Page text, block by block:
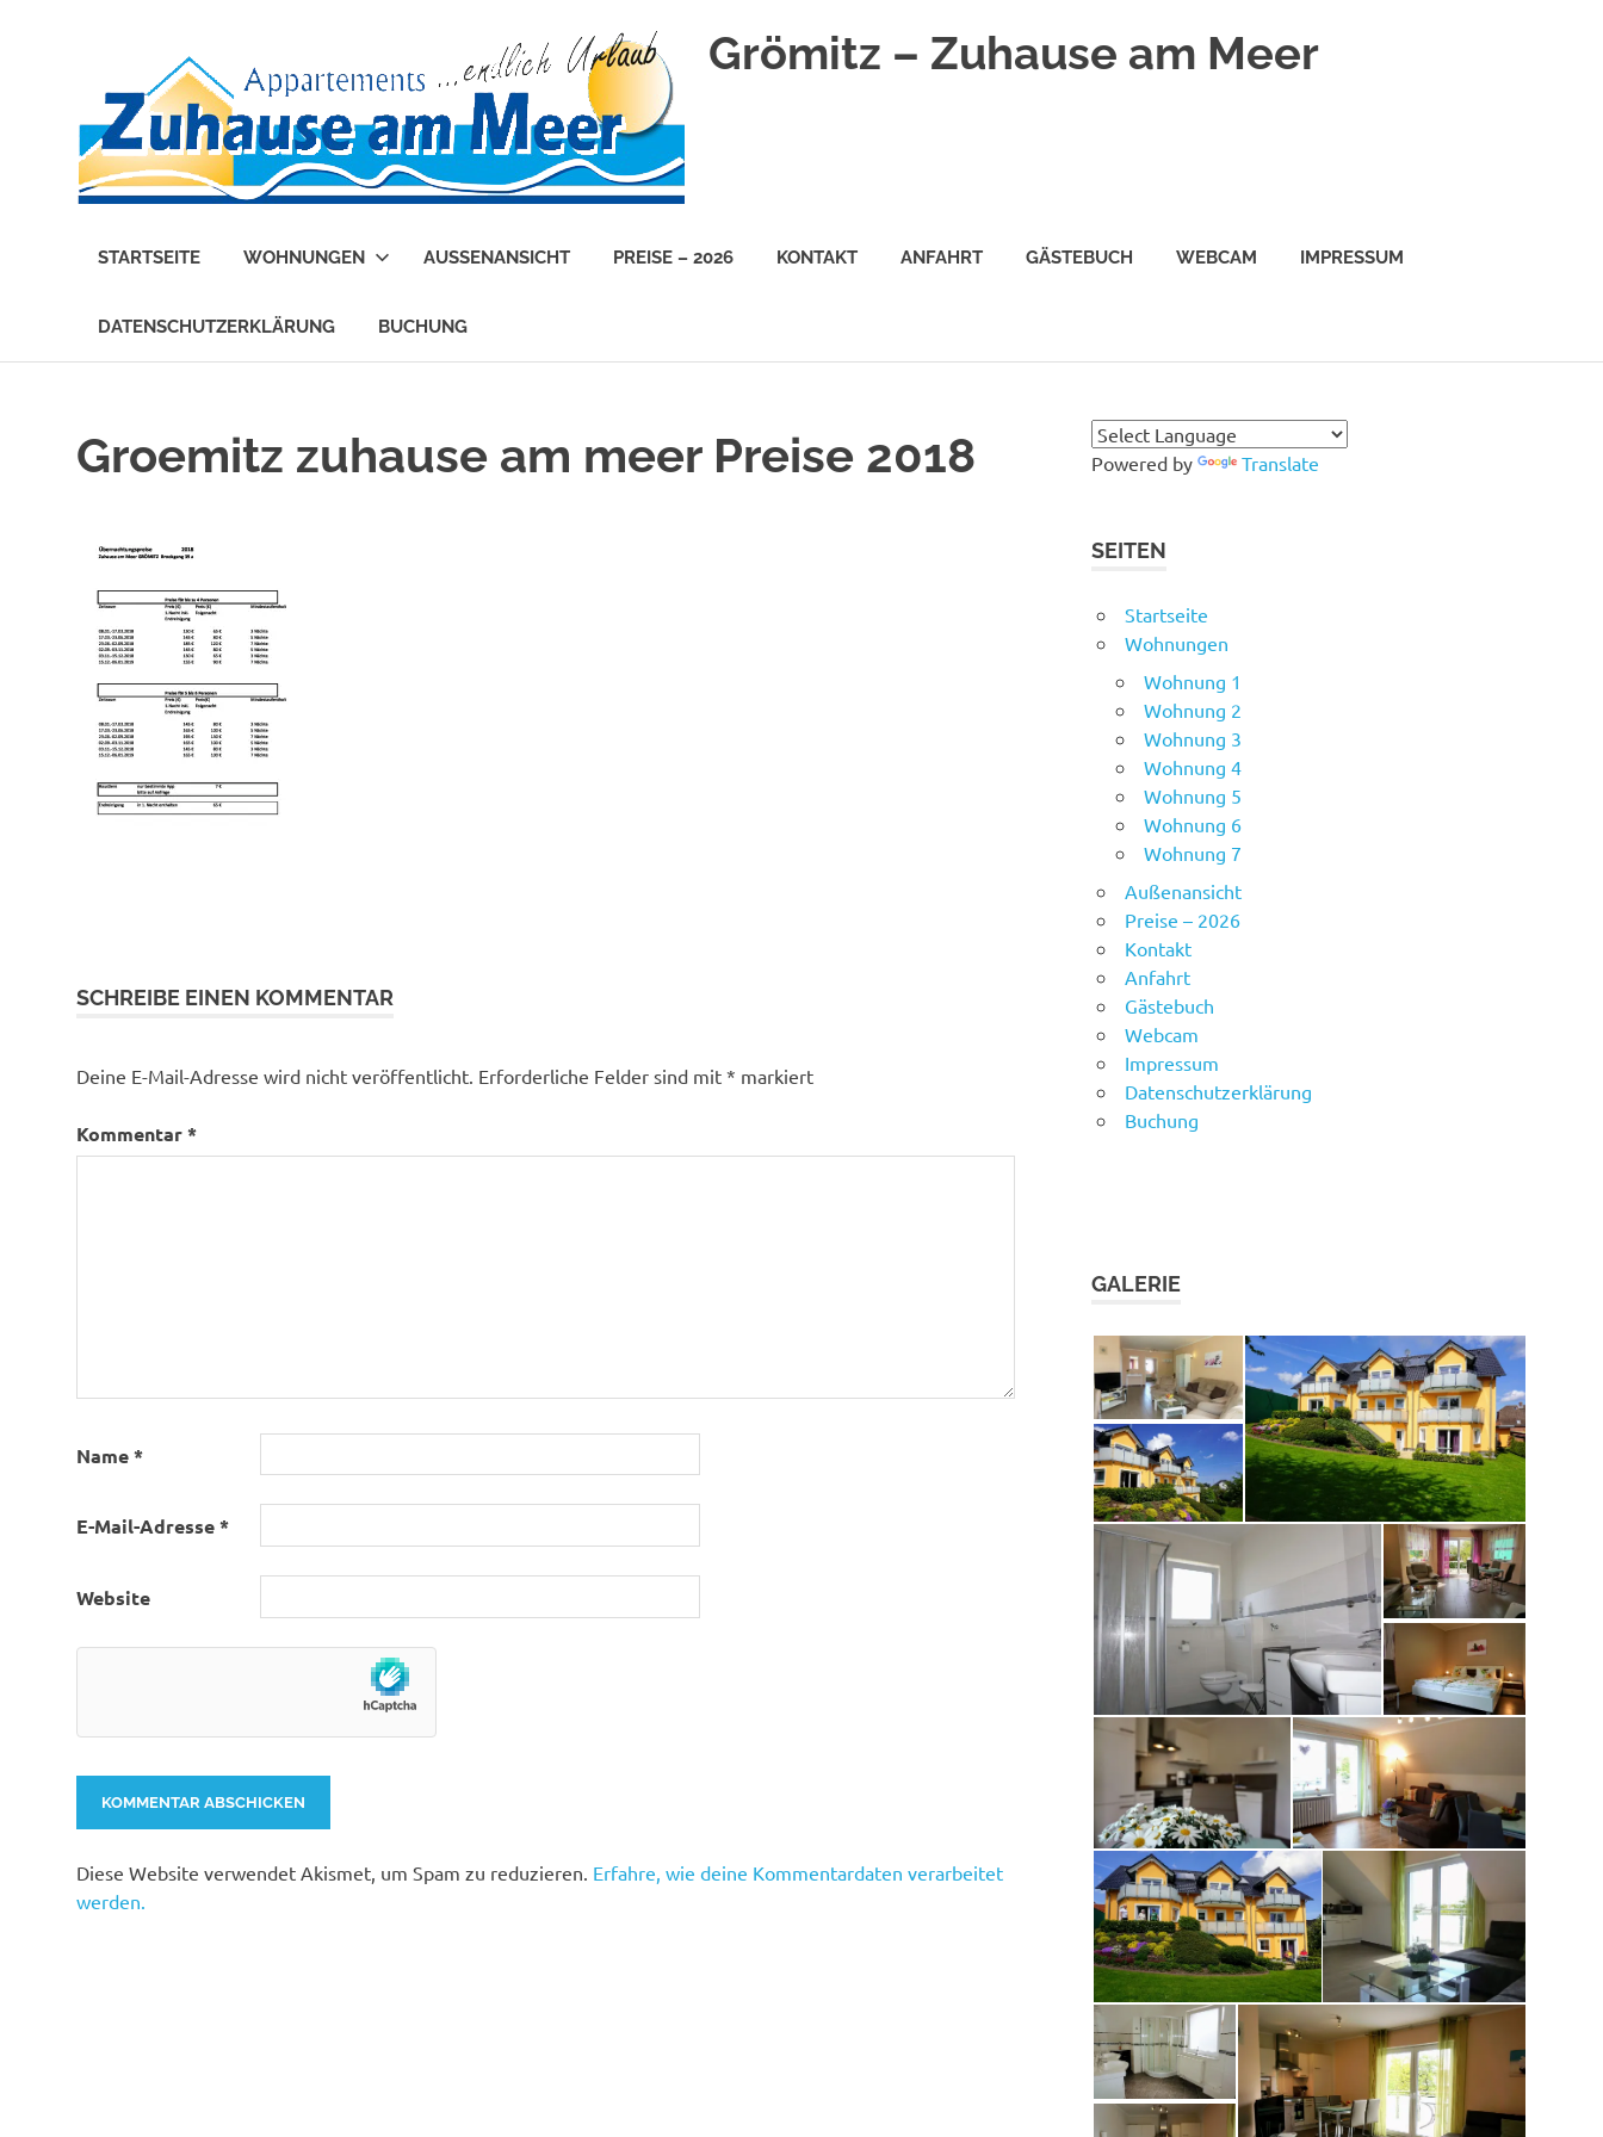
Grömitz – Zuhause am Meer
Zuhause
STARTSEITE WOHNUNGEN AUSSENANSICHT PREISE – 2026 KONTAKT ANFAHRT GÄSTEBUCH WEBCAM IMPRESSUM
DATENSCHUTZERKLÄRUNG BUCHUNG
Groemitz zuhause am meer Preise 2018
SCHREIBE EINEN KOMMENTAR
Deine E-Mail-Adresse wird nicht veröffentlicht. Erforderliche Felder sind mit * markiert
Kommentar*
Name*
E-Mail-Adresse*
Website
Diese Website verwendet Akismet, um Spam zu reduzieren. Erfahre, wie deine Kommentardaten verarbeitet
werden.
Powered by Translate
SEITEN
Startseite
Wohnungen
Wohnung 1
Wohnung 2
Wohnung 3
Wohnung 4
Wohnung 5
Wohnung 6
Wohnung 7
Außenansicht
Preise – 2026
Kontakt
Anfahrt
Gästebuch
Webcam
Impressum
Datenschutzerklärung
Buchung
GALERIE